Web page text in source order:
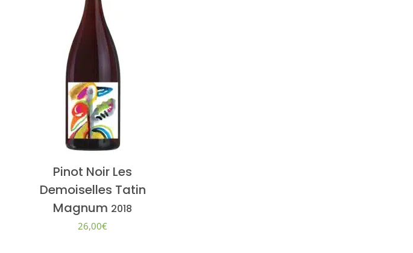
Pinot Noir Les
Demoiselles Tatin
Magnum 2018
26,00€